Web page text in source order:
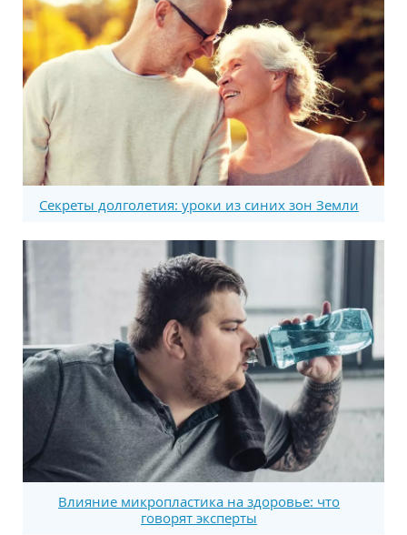
Секреты долголетия: уроки из синих зон Земли
Влияние микропластика на здоровье: что
говорят эксперты